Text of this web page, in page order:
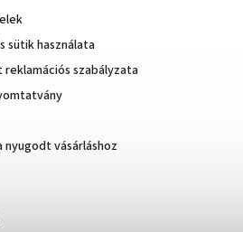
sütik használata
szabályzata
vásárláshoz